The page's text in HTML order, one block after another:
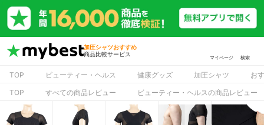
加圧シャツおすすめ
商品比較サービス
マイページ 検索
TOP ビューティー・ヘルス 健康グッズ 加圧シャツ
お
TOP
すべての商品レビュー ビューティー・ヘルスの商品レビュー